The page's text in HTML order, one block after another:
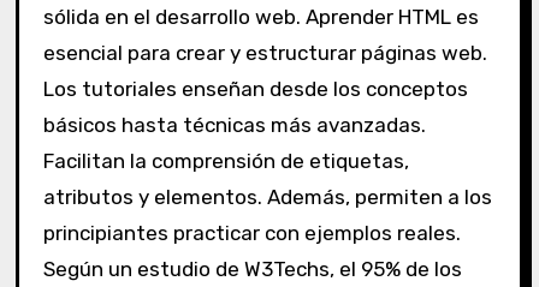
sólida en el desarrollo web. Aprender HTML es
esencial para crear y estructurar páginas web.
Los tutoriales enseñan desde los conceptos
básicos hasta técnicas más avanzadas.
Facilitan la comprensión de etiquetas,
atributos y elementos. Además, permiten a los
principiantes practicar con ejemplos reales.
Según un estudio de W3Techs, el 95% de los